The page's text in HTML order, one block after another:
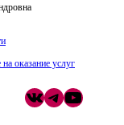
оказание услуг
ВКонтакте
Telegram
YouTube